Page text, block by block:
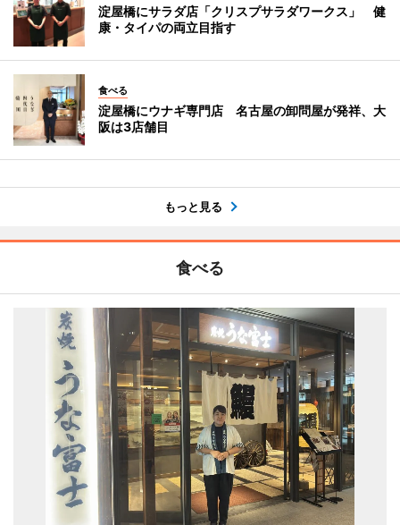
淀屋橋にサラダ店「クリスプサラダワークス」 健
康・タイパの両立目指す
食べる
淀屋橋にウナギ専門店 名古屋の卸問屋が発祥、大
阪は3店舗目
もっと見る
食べる